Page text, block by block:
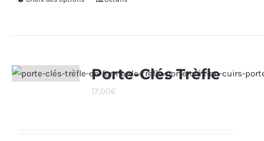
variations.
Les
Porte-Clés Trèfle
17,00€